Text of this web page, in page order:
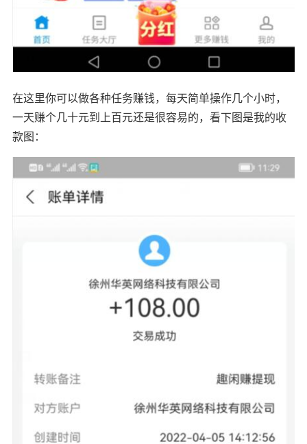
在这里你可以做各种任务赚钱，每天简单操作几个小时，
一天赚个几十元到上百元还是很容易的，看下图是我的收
款图：